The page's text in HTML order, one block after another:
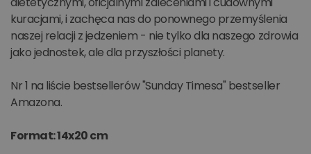
kuracjami, i zachęca nas do ponownego przemyślenia
naszej relacji z jedzeniem - nie tylko dla naszego zdrowia
jako jednostek, ale dla przyszłości planety.
Nr 1 na liście bestsellerów "Sunday Timesa" bestseller
Amazona.
Format: 14x20 cm